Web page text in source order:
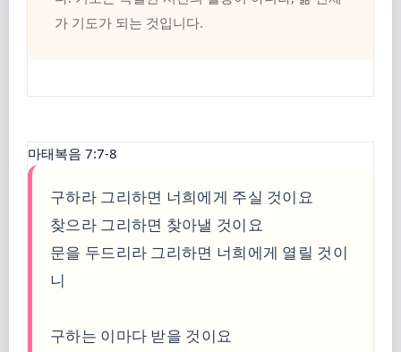
가 기도가 되는 것입니다.
마태복음 7:7-8
구하라 그리하면 너희에게 주실 것이요
찾으라 그리하면 찾아낼 것이요
문을 두드리라 그리하면 너희에게 열릴 것이
니
구하는 이마다 받을 것이요